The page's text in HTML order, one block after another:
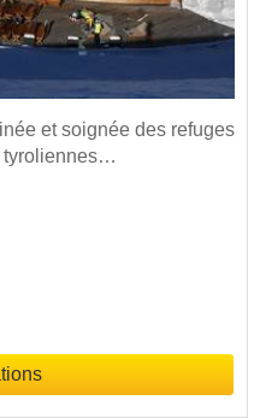
et soignée des refuges
tyroliennes…